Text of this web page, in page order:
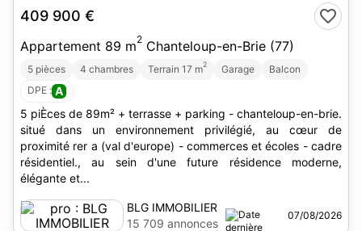
409 900 €
Appartement 89 m2 Chanteloup-en-Brie (77)
5 pièces 4 chambres Terrain 17 m2 Garage
Balcon
DPE : A
5 piÈces de 89m² + terrasse + parking - chanteloup-en-brie.
situé dans un environnement privilégié, au cœur de
proximité rer a (val d'europe) - commerces et écoles - cadre
résidentiel., au sein d'une future résidence moderne,
élégante et...
BLG IMMOBILIER
15 709 annonces
07/08/2026